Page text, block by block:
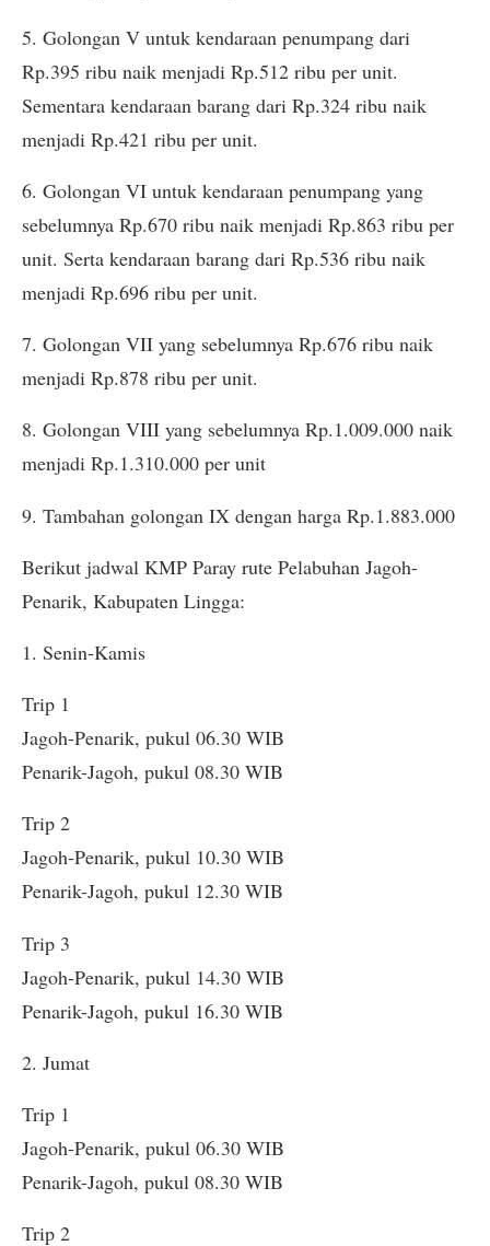
5. Golongan V untuk kendaraan penumpang dari
Rp.395 ribu naik menjadi Rp.512 ribu per unit.
Sementara kendaraan barang dari Rp.324 ribu naik
menjadi Rp.421 ribu per unit.
6. Golongan VI untuk kendaraan penumpang yang
sebelumnya Rp.670 ribu naik menjadi Rp.863 ribu per
unit. Serta kendaraan barang dari Rp.536 ribu naik
menjadi Rp.696 ribu per unit.
7. Golongan VII yang sebelumnya Rp.676 ribu naik
menjadi Rp.878 ribu per unit.
8. Golongan VIII yang sebelumnya Rp.1.009.000 naik
menjadi Rp.1.310.000 per unit
9. Tambahan golongan IX dengan harga Rp.1.883.000
Berikut jadwal KMP Paray rute Pelabuhan Jagoh-
Penarik, Kabupaten Lingga:
1. Senin-Kamis
Trip 1
Jagoh-Penarik, pukul 06.30 WIB
Penarik-Jagoh, pukul 08.30 WIB
Trip 2
Jagoh-Penarik, pukul 10.30 WIB
Penarik-Jagoh, pukul 12.30 WIB
Trip 3
Jagoh-Penarik, pukul 14.30 WIB
Penarik-Jagoh, pukul 16.30 WIB
2. Jumat
Trip 1
Jagoh-Penarik, pukul 06.30 WIB
Penarik-Jagoh, pukul 08.30 WIB
Trip 2